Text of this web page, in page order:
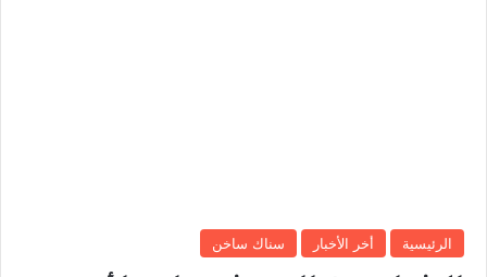
الرئيسية أخر الأخبار سناك ساخن